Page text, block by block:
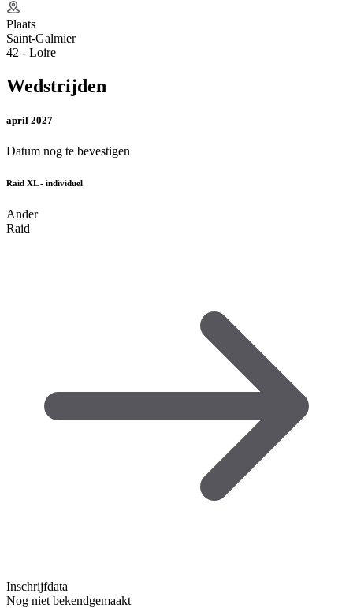
Plaats
Saint-Galmier
42 - Loire
Wedstrijden
april 2027
Datum nog te bevestigen
Raid XL - individuel
Ander
Raid
Inschrijfdata
Nog niet bekendgemaakt